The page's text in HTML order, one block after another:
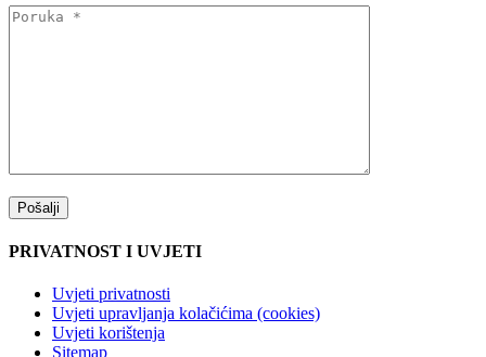
PRIVATNOST I UVJETI
Uvjeti privatnosti
Uvjeti upravljanja kolačićima (cookies)
Uvjeti korištenja
Sitemap